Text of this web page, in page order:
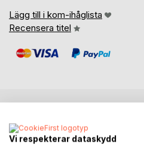
Lägg till i kom-ihåglista
Recensera titel
Vi respekterar dataskydd